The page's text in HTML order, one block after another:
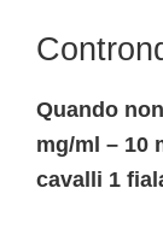
Quando
mg/ml – 10
cavalli 1